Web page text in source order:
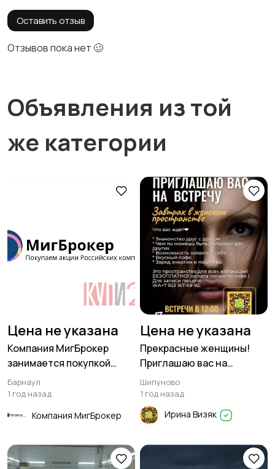
Оставить отзыв
Отзывов пока нет 🥴
Объявления из той
же категории
Цена не указана
Компания МигБрокер
занимается покупкой
акций в любом городе
России
Барнаул
1 год назад
Компания МигБрокер
Цена не указана
Прекрасные женщины!
Приглашаю вас на
встречу "Завтрак в
женском пространстве"
Шипуново
1 год назад
Ирина Визяк